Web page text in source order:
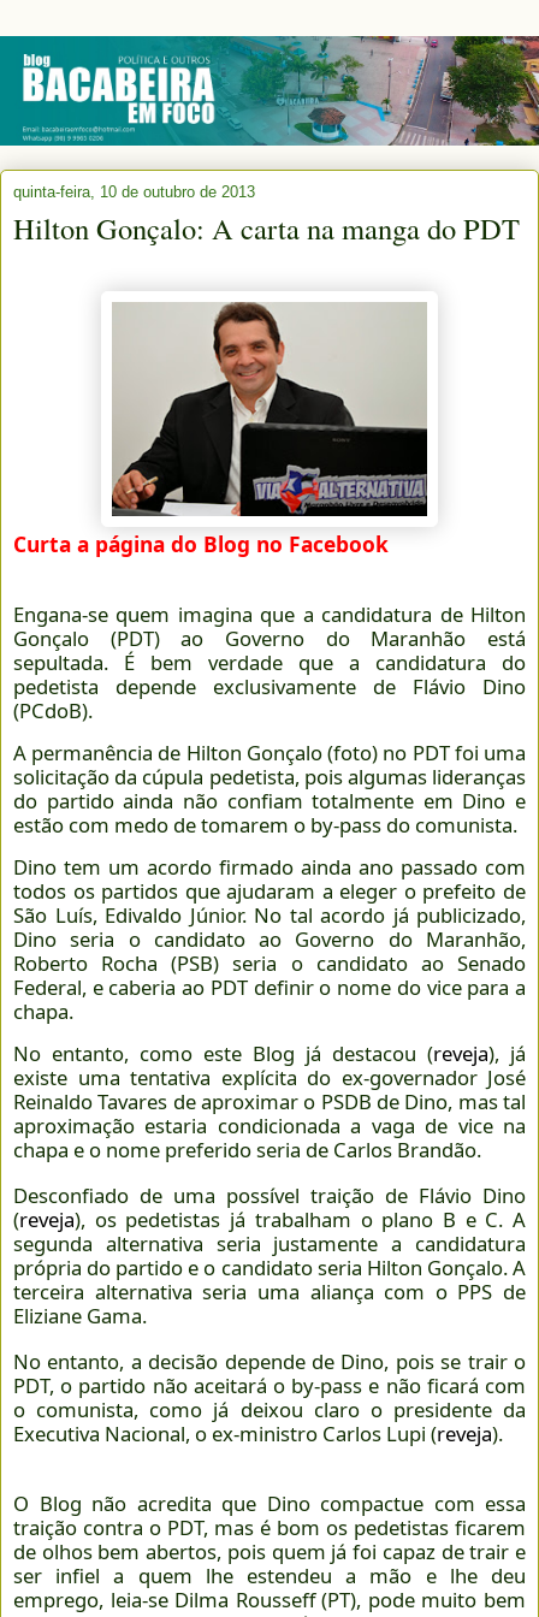
quinta-feira, 10 de outubro de 2013
Hilton Gonçalo: A carta na manga do PDT
Curta a página do Blog no Facebook
Engana-se quem imagina que a candidatura de Hilton
Gonçalo (PDT) ao Governo do Maranhão está
sepultada. É bem verdade que a candidatura do
pedetista depende exclusivamente de Flávio Dino
(PCdoB).
A permanência de Hilton Gonçalo (foto) no PDT foi uma
solicitação da cúpula pedetista, pois algumas lideranças
do partido ainda não confiam totalmente em Dino e
estão com medo de tomarem o by-pass do comunista.
Dino tem um acordo firmado ainda ano passado com
todos os partidos que ajudaram a eleger o prefeito de
São Luís, Edivaldo Júnior. No tal acordo já publicizado,
Dino seria o candidato ao Governo do Maranhão,
Roberto Rocha (PSB) seria o candidato ao Senado
Federal, e caberia ao PDT definir o nome do vice para a
chapa.
No entanto, como este Blog já destacou (reveja), já
existe uma tentativa explícita do ex-governador José
Reinaldo Tavares de aproximar o PSDB de Dino, mas tal
aproximação estaria condicionada a vaga de vice na
chapa e o nome preferido seria de Carlos Brandão.
Desconfiado de uma possível traição de Flávio Dino
(reveja), os pedetistas já trabalham o plano B e C. A
segunda alternativa seria justamente a candidatura
própria do partido e o candidato seria Hilton Gonçalo. A
terceira alternativa seria uma aliança com o PPS de
Eliziane Gama.
No entanto, a decisão depende de Dino, pois se trair o
PDT, o partido não aceitará o by-pass e não ficará com
o comunista, como já deixou claro o presidente da
Executiva Nacional, o ex-ministro Carlos Lupi (reveja).
O Blog não acredita que Dino compactue com essa
traição contra o PDT, mas é bom os pedetistas ficarem
de olhos bem abertos, pois quem já foi capaz de trair e
ser infiel a quem lhe estendeu a mão e lhe deu
emprego, leia-se Dilma Rousseff (PT), pode muito bem